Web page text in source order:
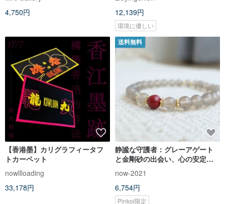
4,750円
12,139円
環境に優しい
【香港墨】カリグラフィータフ
トカーペット
nowllloading
33,178円
送料無料
静謐な守護者：グレーアゲート
と金剛砂の出会い、心の安定を
もたらす魔除けのエネルギーシ
ールド
now-2021
6,754円
Pinkoi限定